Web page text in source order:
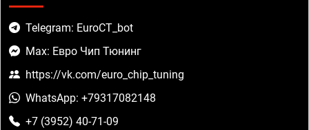
Telegram: EuroCT_bot
Max: Евро Чип Тюнинг
https://vk.com/euro_chip_tuning
WhatsApp: +79317082148
+7 (3952) 40-71-09